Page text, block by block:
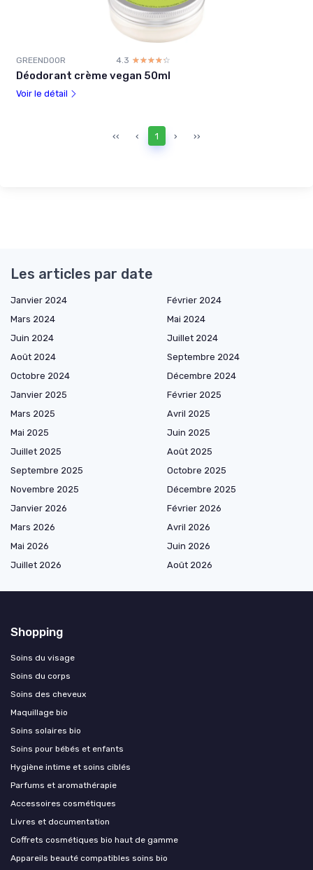
GREENDOOR 4.3 ☆☆☆☆☆
★★★★★
Déodorant crème vegan 50ml
Voir le détail
‹‹ ‹ 1 › ››
Les articles par date
Janvier 2024
Février 2024
Mars 2024
Mai 2024
Juin 2024
Juillet 2024
Août 2024
Septembre 2024
Octobre 2024
Décembre 2024
Janvier 2025
Février 2025
Mars 2025
Avril 2025
Mai 2025
Juin 2025
Juillet 2025
Août 2025
Septembre 2025
Octobre 2025
Novembre 2025
Décembre 2025
Janvier 2026
Février 2026
Mars 2026
Avril 2026
Mai 2026
Juin 2026
Juillet 2026
Août 2026
Shopping
Soins du visage
Soins du corps
Soins des cheveux
Maquillage bio
Soins solaires bio
Soins pour bébés et enfants
Hygiène intime et soins ciblés
Parfums et aromathérapie
Accessoires cosmétiques
Livres et documentation
Coffrets cosmétiques bio haut de gamme
Appareils beauté compatibles soins bio